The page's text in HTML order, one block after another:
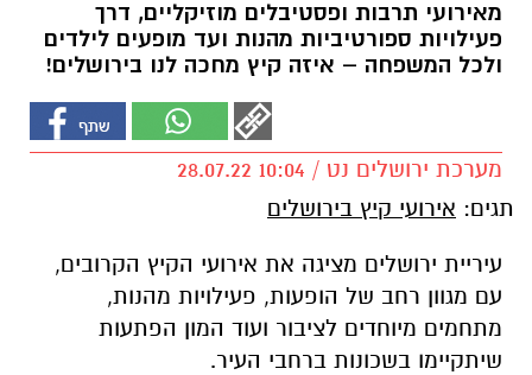
מאירועי תרבות ופסטיבלים מוזיקליים, דרך
פעילויות ספורטיביות מהנות ועד מופעים לילדים
ולכל המשפחה – איזה קיץ מחכה לנו בירושלים!
מערכת ירושלים נט / 10:04 28.07.22
תגים: אירועי קיץ בירושלים
עיריית ירושלים מציגה את אירועי הקיץ הקרובים,
עם מגוון רחב של הופעות, פעילויות מהנות,
מתחמים מיוחדים לציבור ועוד המון הפתעות
שיתקיימו בשכונות ברחבי העיר.